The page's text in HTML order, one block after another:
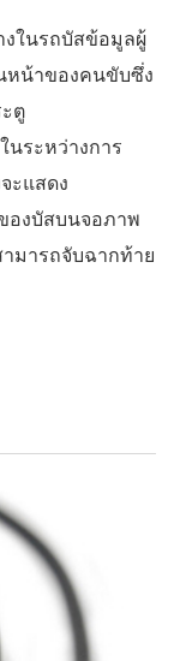
ในรถบัสข้อมูลผู้
หน้าของคนขับซึ่ง
ตู
ระหว่างการ
ะแสดง
องบัสบนจอภาพ
มารถจับฉากท้าย